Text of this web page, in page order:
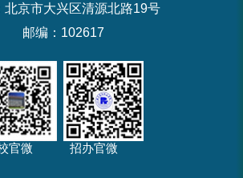
北京市大兴区清源北路19号
邮编：102617
官微 招办官微